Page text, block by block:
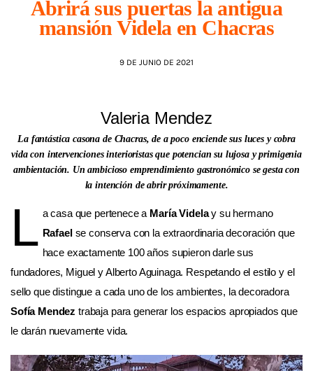
AGENDA
Abrirá sus puertas la antigua
mansión Videla en Chacras
9 DE JUNIO DE 2021
Valeria Mendez
La fantástica casona de Chacras, de a poco enciende sus luces y cobra
vida con intervenciones interioristas que potencian su lujosa y primigenia
ambientación. Un ambicioso emprendimiento gastronómico se gesta con
la intención de abrir próximamente.
L a casa que pertenece a María Videlay su hermano
Rafaelse conserva con la extraordinaria decoración que
hace exactamente 100 años supieron darle sus
fundadores, Miguel y Alberto Aguinaga. Respetando el estilo y el
sello que distingue a cada uno de los ambientes, la decoradora
Sofía Mendez trabaja para generar los espacios apropiados que
le darán nuevamente vida.